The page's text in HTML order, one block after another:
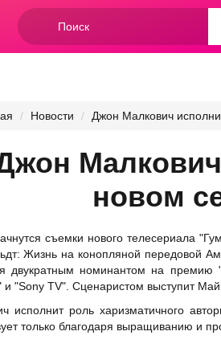
Форма
поиска
Новости Джон Малкович
новом
съемки нового телесериала
Жизнь на конопляной передовой
двукратным номинантом на премию
и "Sony TV". Сценаристом выступит
исполнит роль харизматичного
только благодаря выращиванию и